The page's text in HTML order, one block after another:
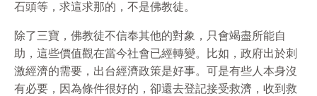
石頭等，求這求那的，不是佛教徒。
除了三寶，佛教徒不信奉其他的對象，只會竭盡所能自
助，這些價值觀在當今社會已經轉變。比如，政府出於刺
激經濟的需要，出台經濟政策是好事。可是有些人本身沒
有必要，因為條件很好的，卻還去登記接受救濟，收到救